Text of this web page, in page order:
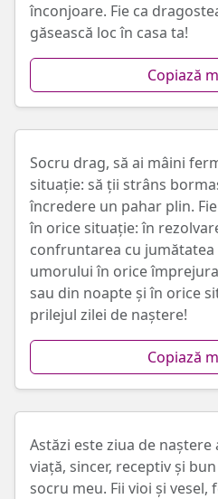
înconjoare. Fie ca
găsească loc în casa ta!
Copiază
Socru drag, să ai mâini
situație: să ții strâns
încredere un pahar plin.
în orice situație: în
confruntarea cu jumătatea
umorului în orice
sau din noapte și în orice
prilejul zilei de naștere!
Copiază
Astăzi este ziua de
viață, sincer, receptiv și
socru meu. Fii vioi și vesel,